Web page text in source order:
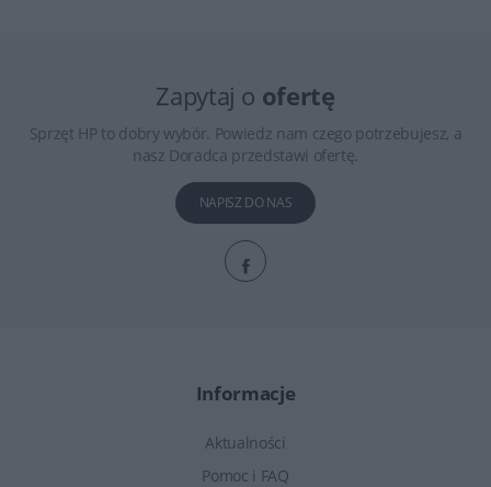
Zapytaj o ofertę
Sprzęt HP to dobry wybór. Powiedz nam czego potrzebujesz, a
nasz Doradca przedstawi ofertę.
NAPISZ DO NAS
Informacje
Aktualności
Pomoc i FAQ